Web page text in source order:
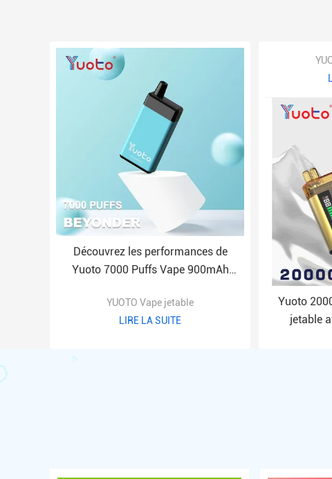
Découvrez les performances de
Yuoto 7000 Puffs Vape 900mAh
YUOTO Vape jetable
LIRE LA SUITE
Yuoto
jetable